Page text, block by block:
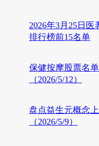
2026年3月25日
排行榜前15名单
保健按摩股票名
（2026/5/12）
盘点益生元概念
（2026/5/9）